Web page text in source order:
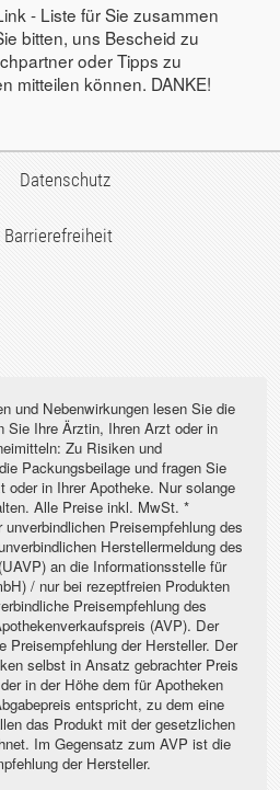
- Liste für Sie zusammen
bitten, uns Bescheid zu
oder Tipps zu
mitteilen können. DANKE!
Datenschutz
Barrierefreiheit
und Nebenwirkungen lesen Sie die
Sie Ihre Ärztin, Ihren Arzt oder in
Zu Risiken und
Packungsbeilage und fragen Sie
oder in Ihrer Apotheke. Nur solange
Alle Preise inkl. MwSt. *
Preisempfehlung des
Herstellermeldung des
an die Informationsstelle für
/ nur bei rezeptfreien Produkten
Preisempfehlung des
(AVP). Der
Preisempfehlung der Hersteller. Der
selbst in Ansatz gebrachter Preis
in der Höhe dem für Apotheken
entspricht, zu dem eine
das Produkt mit der gesetzlichen
Im Gegensatz zum AVP ist die
der Hersteller.